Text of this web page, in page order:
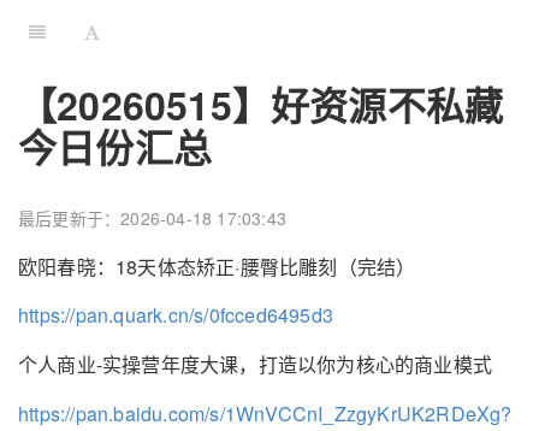
【20260515】好资源不私藏
今日份汇总
最后更新于：2026-04-18 17:03:43
欧阳春晓：18天体态矫正·腰臀比雕刻（完结）
https://pan.quark.cn/s/0fcced6495d3
个人商业-实操营年度大课，打造以你为核心的商业模式
https://pan.baidu.com/s/1WnVCCnI_ZzgyKrUK2RDeXg?